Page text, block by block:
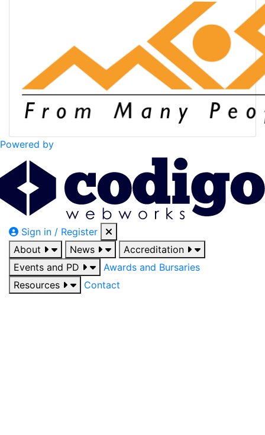
Powered by
Sign in / Register
About
News
Accreditation
Events and PD
Awards and Bursaries
Resources
Contact